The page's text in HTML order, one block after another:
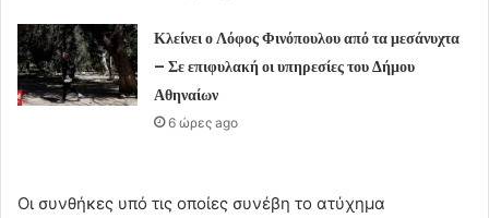
Κλείνει ο Λόφος Φινόπουλου από τα μεσάνυχτα
– Σε επιφυλακή οι υπηρεσίες του Δήμου
Αθηναίων
6 ώρες ago
Οι συνθήκες υπό τις οποίες συνέβη το ατύχημα